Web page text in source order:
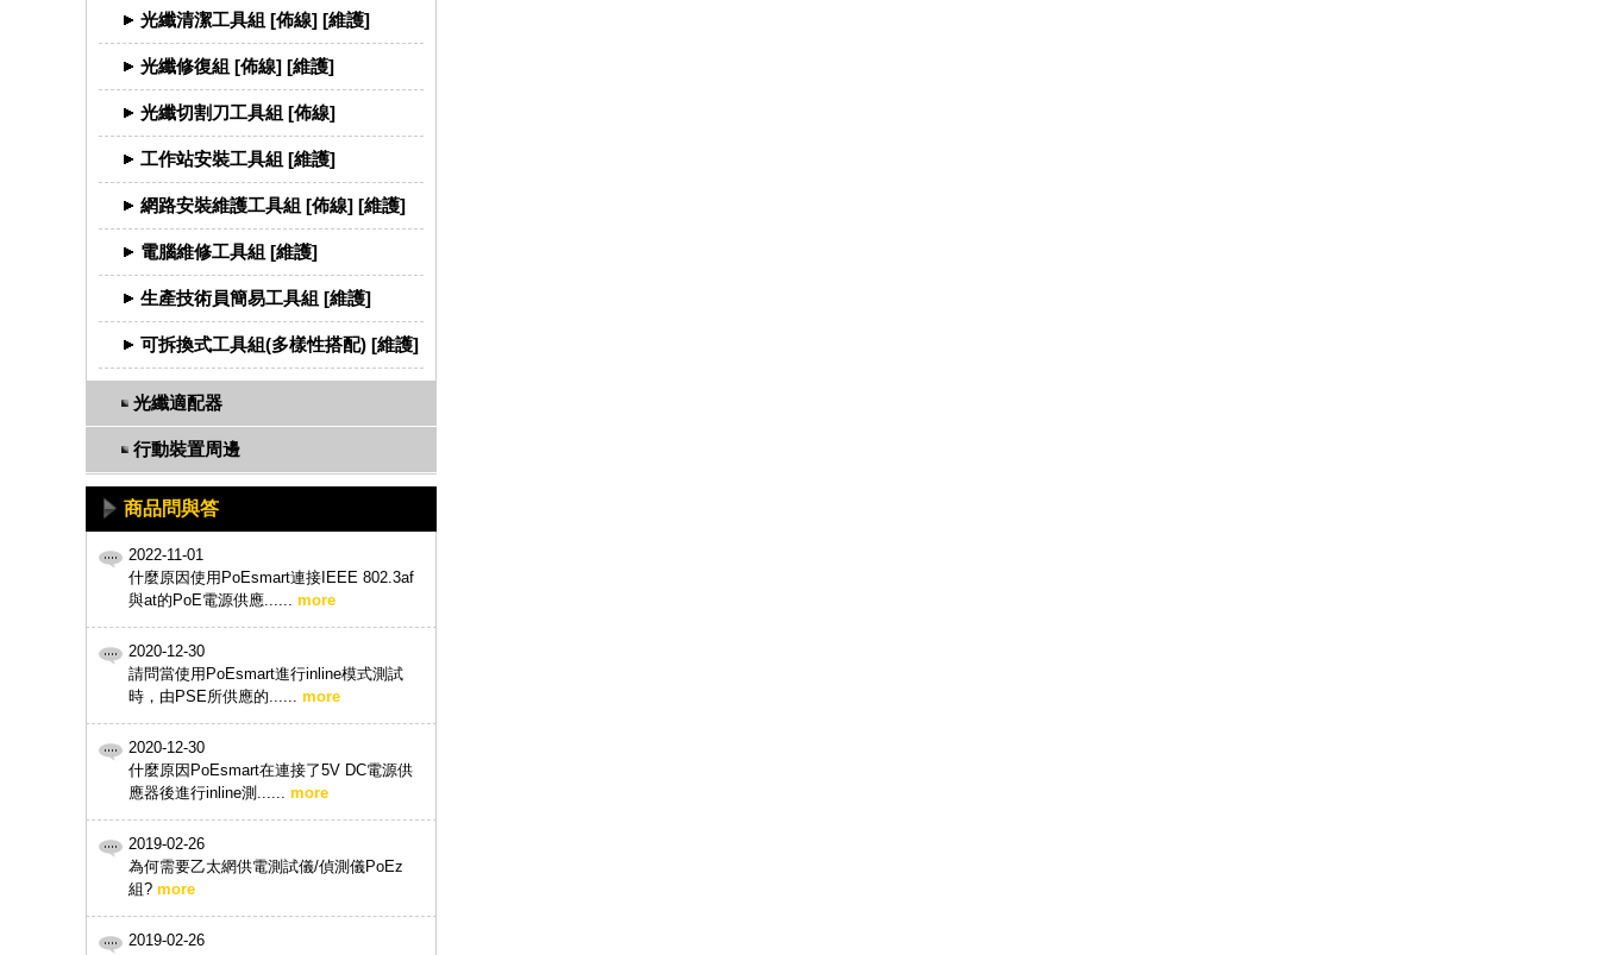
光纖清潔工具組 [佈線] [維護]
光纖修復組 [佈線] [維護]
光纖切割刀工具組 [佈線]
工作站安裝工具組 [維護]
網路安裝維護工具組 [佈線] [維護]
電腦維修工具組 [維護]
生產技術員簡易工具組 [維護]
可拆換式工具組(多樣性搭配) [維護]
光纖適配器
行動裝置周邊
商品問與答
2022-11-01
什麼原因使用PoEsmart連接IEEE 802.3af
與at的PoE電源供應...... more
2020-12-30
請問當使用PoEsmart進行inline模式測試
時，由PSE所供應的...... more
2020-12-30
什麼原因PoEsmart在連接了5V DC電源供
應器後進行inline測...... more
2019-02-26
為何需要乙太網供電測試儀/偵測儀PoEz
組? more
2019-02-26